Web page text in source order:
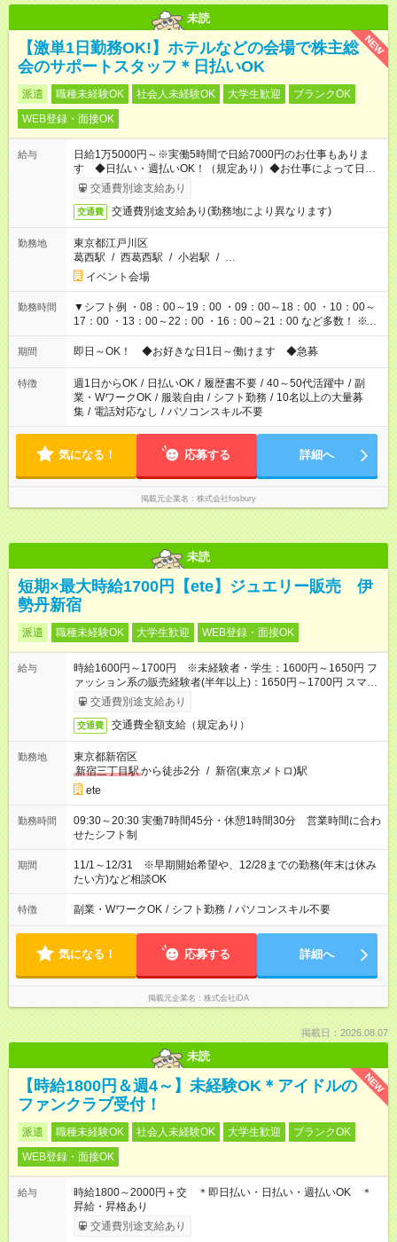
未読
NEW
【激単1日勤務OK!】ホテルなどの会場で株主総
会のサポートスタッフ＊日払いOK
派遣 職種未経験OK 社会人未経験OK 大学生歓迎
ブランクOK
WEB登録・面接OK
給与
日給1万5000円～※実働5時間で日給7000円のお仕事もありま
す ◆日払い・週払いOK！（規定あり）◆お仕事によって日給も
異なります
交通費別途支給あり
交通費 交通費別途支給あり(勤務地により異なります)
勤務地
東京都江戸川区
葛西駅 / 西葛西駅 / 小岩駅 / …
イベント会場
勤務時間
▼シフト例 ・08：00～19：00 ・09：00～18：00 ・10：00～
17：00 ・13：00～22：00 ・16：00～21：00 など多数！ ※お
仕事により勤務時間が異なります
期間 即日～OK！ ◆お好きな日1日～働けます ◆急募
特徴 週1日からOK / 日払いOK / 履歴書不要 / 40～50代活躍中 / 副
業・WワークOK / 服装自由 / シフト勤務 / 10名以上の大量募
集 / 電話対応なし / パソコンスキル不要
気になる！ 応募する 詳細へ
掲載元企業名 株式会社fosbury
未読
短期×最大時給1700円【ete】ジュエリー販売 伊
勢丹新宿
派遣 職種未経験OK 大学生歓迎 WEB登録・面接OK
給与
時給1600円～1700円 ※未経験者・学生：1600円～1650円 フ
ァッション系の販売経験者(半年以上)：1650円～1700円 スマホ
で簡単！給料前払いサービスあり
交通費別途支給あり
交通費 交通費全額支給（規定あり）
勤務地
東京都新宿区
新宿三丁目駅から徒歩2分 / 新宿(東京メトロ)駅
ete
勤務時間
09:30～20:30 実働7時間45分・休憩1時間30分 営業時間に合わ
せたシフト制
期間
11/1～12/31 ※早期開始希望や、12/28までの勤務(年末は休み
たい方)など相談OK
特徴 副業・WワークOK / シフト勤務 / パソコンスキル不要
気になる！ 応募する 詳細へ
掲載元企業名 株式会社iDA
掲載日：2026.08.07
未読
NEW
【時給1800円＆週4～】未経験OK＊アイドルの
ファンクラブ受付！
派遣 職種未経験OK 社会人未経験OK 大学生歓迎
ブランクOK
WEB登録・面接OK
給与
時給1800～2000円＋交 ＊即日払い・日払い・週払いOK ＊
昇給・昇格あり
交通費別途支給あり